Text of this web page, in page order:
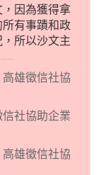
因為獲得拿
有事蹟和政
所以沙文主
且有沙文主
民族有超強
人，所以沙
雄徵信社協
社協助企業
雄徵信社協